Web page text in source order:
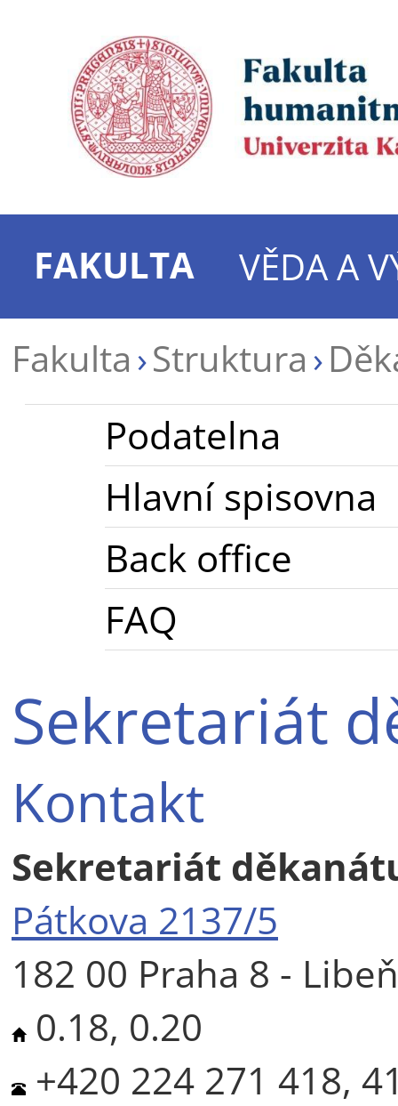
FAKULTA
VĚDA A
Fakulta Struktura
Podatelna
Hlavní spisovna
Back office
FAQ
Sekretariát
Kontakt
Sekretariát
Pátkova 2137/5
182 00 Praha 8 - Libeň
0.18, 0.20
+420 224 271 418,